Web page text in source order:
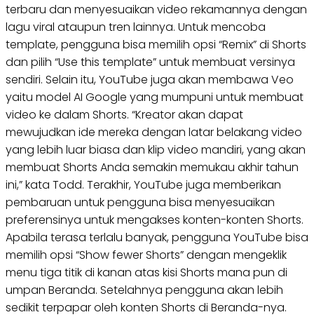
terbaru dan menyesuaikan video rekamannya dengan
lagu viral ataupun tren lainnya. Untuk mencoba
template, pengguna bisa memilih opsi “Remix” di Shorts
dan pilih “Use this template” untuk membuat versinya
sendiri. Selain itu, YouTube juga akan membawa Veo
yaitu model AI Google yang mumpuni untuk membuat
video ke dalam Shorts. “Kreator akan dapat
mewujudkan ide mereka dengan latar belakang video
yang lebih luar biasa dan klip video mandiri, yang akan
membuat Shorts Anda semakin memukau akhir tahun
ini,” kata Todd. Terakhir, YouTube juga memberikan
pembaruan untuk pengguna bisa menyesuaikan
preferensinya untuk mengakses konten-konten Shorts.
Apabila terasa terlalu banyak, pengguna YouTube bisa
memilih opsi “Show fewer Shorts” dengan mengeklik
menu tiga titik di kanan atas kisi Shorts mana pun di
umpan Beranda. Setelahnya pengguna akan lebih
sedikit terpapar oleh konten Shorts di Beranda-nya.